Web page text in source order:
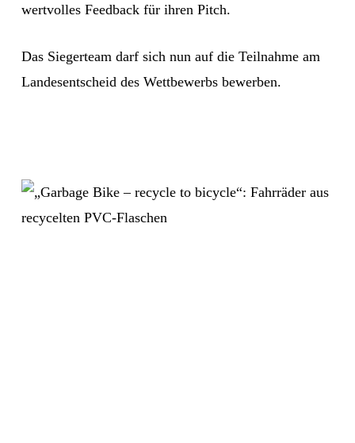
wertvolles Feedback für ihren Pitch.
Das Siegerteam darf sich nun auf die Teilnahme am
Landesentscheid des Wettbewerbs bewerben.